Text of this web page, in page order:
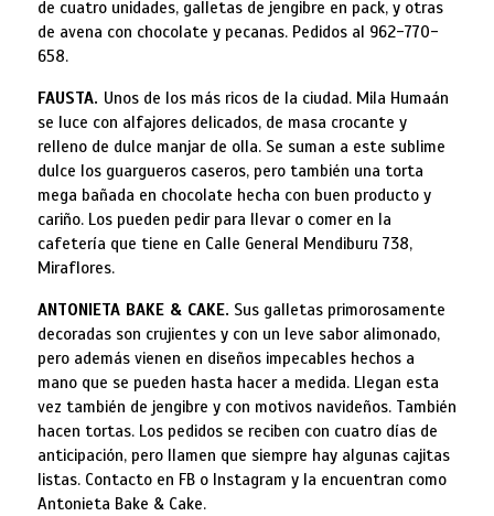
de cuatro unidades, galletas de jengibre en pack, y otras
de avena con chocolate y pecanas. Pedidos al 962-770-
658.
FAUSTA. Unos de los más ricos de la ciudad. Mila Humaán
se luce con alfajores delicados, de masa crocante y
relleno de dulce manjar de olla. Se suman a este sublime
dulce los guargueros caseros, pero también una torta
mega bañada en chocolate hecha con buen producto y
cariño. Los pueden pedir para llevar o comer en la
cafetería que tiene en Calle General Mendiburu 738,
Miraflores.
ANTONIETA BAKE & CAKE. Sus galletas primorosamente
decoradas son crujientes y con un leve sabor alimonado,
pero además vienen en diseños impecables hechos a
mano que se pueden hasta hacer a medida. Llegan esta
vez también de jengibre y con motivos navideños. También
hacen tortas. Los pedidos se reciben con cuatro días de
anticipación, pero llamen que siempre hay algunas cajitas
listas. Contacto en FB o Instagram y la encuentran como
Antonieta Bake & Cake.